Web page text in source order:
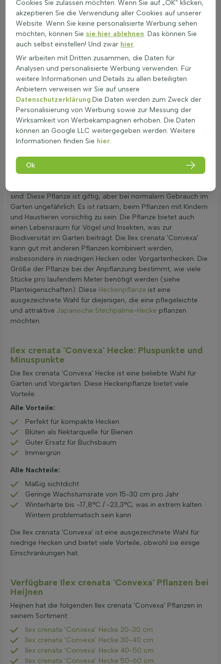
blickdicht ist, bietet sie dennoch einen gewissen Sichtschutz.
Regelmäßiges Schneiden kann die Dichte der Hecke
verbessern. Für diejenigen, die winterharte Heckenpflanzen
suchen, ist die Ilex crenata 'Convexa' eine ausgezeichnete
Wahl. Weitere Informationen zuwinterharten Heckenpflanzen
finden Sie hier.
Die Ilex crenata 'Convexa' Hecke ist eine beliebte Wahl für
Gärten, da sie winterhart bis zu Temperaturen von -23,3°C ist
und in USDA Zone 6 gedeiht. Die Winterhärte kann jedoch
durch den Zeitpunkt des Frosts und die Standortbedingungen
wie Boden und Wind beeinflusst werden. Diese
Heckenpflanze bevorzugt gut durchlässige Böden und kann in
verschiedenen Bodenarten wachsen. Wichtig ist, dass der
Boden nicht zu nass ist, da dies die Pflanze schädigen kann.
Wachstum.
Die Ilex crenata 'Convexa' blüht im Mai und Juni mit kleinen
sind. Diese Pflanze ist giftig, aber bei normalem Gebrauch im
Garten ungefährlich. Es ist ratsam, beim Pflanzen mit Kindern
und Haustieren vorsichtig zu sein. Die Pflanze bietet auch
einen Lebensraum für Vögel und Insekten, was zur
Biodiversität im Garten beiträgt. Die Ilex crenata 'Convexa'
kann gut mit anderen Pflanzen kombiniert werden,
insbesondere in niedrigen Hecken oder Vorgartenhecken. Die
Größe der Pflanze bei der Anpflanzung bestimmt, wie viele
Stücke pro laufendem Meter benötigt werden (siehe
Planteigenschaften). Diese Heckenpflanze ist eine
ausgezeichnete Wahl für diejenigen, die eine pflegeleichte
und attraktive Japanische Stechpalme-Hecke pflanzen
möchten.
Ilex crenata 'Convexa' Hecke: Pluspunkte und
Minuspunkte
Die Ilex crenata 'Convexa' Hecke ist eine beliebte Wahl für
Gärten und Vorgärten. Diese Heckenpflanze bietet viele
Vorteile:
Alle Vorteile:
Perfekt für kompakte Hecken
Blüten als Nektarquelle für Bienen
Guter Ersatz für Buchsbaum
Immergrün
Alle Nachteile:
Mäßig sichtdicht
Geringe Wachstumsrate von 15-30 cm pro Jahr
Winterhärte bis -17,8°C / -23,3°C, was in extrem kalten
Wintern problematisch sein kann
Die Ilex crenata 'Convexa' ist eine ausgezeichnete Wahl für
niedrige Hecken und bietet viele Vorteile, obwohl sie einige
Einschränkungen hat.
Verfügbare Ilex crenata 'Convexa' Pflanzen bei
Heijnen
Heijnen hat die folgenden Ilex crenata 'Convexa' Pflanzen in
seinem Sortiment:
Ilex crenata ‘Convexa’ Hecke 20-30 cm
Ilex crenata ‘Convexa’ Hecke 30-40 cm
Ilex crenata ‘Convexa’ Hecke 40-50 cm
Ilex crenata ‘Convexa’ Hecke 50-60 cm
Cookies Sie zulassen möchten. Wenn Sie auf „OK“ klicken,
akzeptieren Sie die Verwendung aller Cookies auf unserer
Website. Wenn Sie keine personalisierte Werbung sehen
möchten, können Sie sie hier ablehnen. Das können Sie
auch selbst einstellen! Und zwar hier.
Wir arbeiten mit Dritten zusammen, die Daten für
Analysen und personalisierte Werbung verwenden. Für
weitere Informationen und Details zu allen beteiligten
Anbietern verweisen wir Sie auf unsere
Datenschutzerklärung.Die Daten werden zum Zweck der
Personalisierung von Werbung sowie zur Messung der
Wirksamkeit von Werbekampagnen erhoben. Die Daten
können an Google LLC weitergegeben werden. Weitere
Informationen finden Sie hier.
Ok